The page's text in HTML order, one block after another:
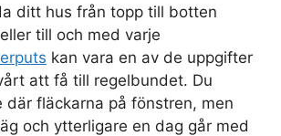
ditt hus från topp till botten
till och med varje
kan vara en av de uppgifter
att få till regelbundet. Du
där fläckarna på fönstren, men
och ytterligare en dag går med